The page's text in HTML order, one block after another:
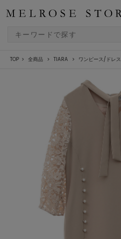
TOP 全商品 TIARA ワンピース/ドレス